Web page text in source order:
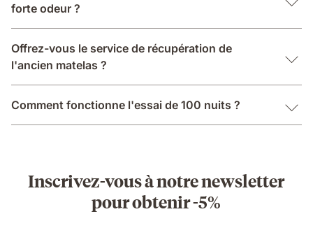
forte odeur ?
Offrez-vous le service de récupération de
l'ancien matelas ?
Comment fonctionne l'essai de 100 nuits ?
Inscrivez-vous à notre newsletter
pour obtenir -5%